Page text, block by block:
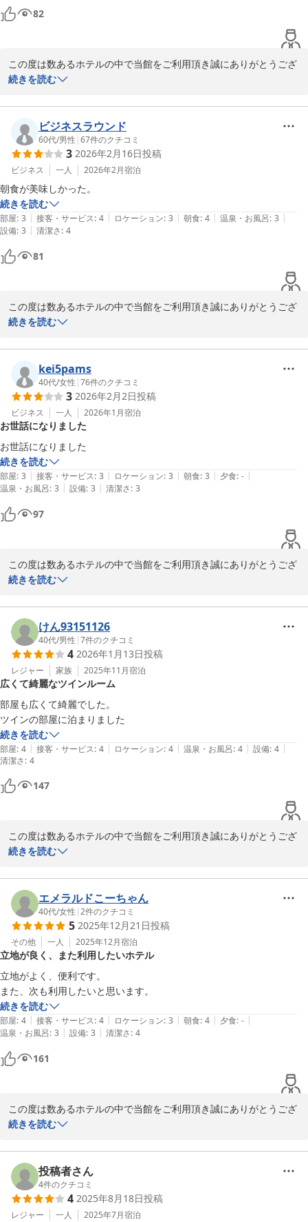
82
この度は数あるホテルの中で当館をご利用頂き誠にありがとうござ
います。
上げます。
いつもご宿泊頂きまして誠にありがとうございます。
再びお客様へお会いできます日を心よりお待ち申し上げておりま
す。
メインホテル
2026-03-19
続きを読む
ビジネスラウンド
60代/男性 |67件のクチコミ
3 2026年2月16日投稿
ビジネス 一人 2026年2月宿泊
続きを読む
部屋: 3 | 接客・サービス: 4 | ロケーション: 3 | 朝食: 4 | 温泉・お風呂: 3 |
設備: 3 | 清潔さ: 4
81
この度は数あるホテルの中で当館をご利用頂き誠にありがとうござ
います。
上げます。
朝食についてお褒めの言葉を頂戴し、大変光栄に存じます。現状に
満足することなく日々改善をして参ります。
再びお客様へお会いできます日を心よりお待ち申し上げておりま
す。
メインホテル
2026-03-19
続きを読む
kei5pams
40代/女性 |76件のクチコミ
3 2026年2月2日投稿
ビジネス 一人 2026年1月宿泊
お世話になりました
続きを読む
部屋: 3 | 接客・サービス: 3 | ロケーション: 3 | 朝食: 3 | 夕食: - |
温泉・お風呂: 3 | 設備: 3 | 清潔さ: 3
97
この度は数あるホテルの中で当館をご利用頂き誠にありがとうござ
います。
上げます。
いつもご宿泊頂きまして誠にありがとうございます。
再びお客様へお会いできます日を心よりお待ち申し上げておりま
す。
メインホテル
2026-03-19
続きを読む
けん93151126
40代/男性 |7件のクチコミ
4 2026年1月13日投稿
レジャー 家族 2025年11月宿泊
広くて綺麗なツインルーム
部屋も広くて綺麗でした。
ツインの部屋に泊まりました
続きを読む
部屋: 4 | 接客・サービス: 4 | ロケーション: 4 | 温泉・お風呂: 4 | 設備: 4 |
清潔さ: 4
147
この度は数あるホテルの中で当館をご利用頂き誠にありがとうござ
います。
上げます。
お部屋の設備面についてお褒めの言葉を頂戴し、大変光栄に存じま
す。
再びお客様へお会いできます日を心よりお待ち申し上げておりま
す。
メインホテル
2026-03-19
続きを読む
エメラルドこーちゃん
40代/女性 |2件のクチコミ
5 2025年12月21日投稿
その他 一人 2025年12月宿泊
立地が良く、また利用したいホテル
立地がよく、便利です。
また、次も利用したいと思います。
続きを読む
部屋: 4 | 接客・サービス: 4 | ロケーション: 3 | 朝食: 4 | 夕食: - |
温泉・お風呂: 3 | 設備: 3 | 清潔さ: 4
161
この度は数あるホテルの中で当館をご利用頂き誠にありがとうござ
います。
上げます。
ご滞在中は、お寛ぎ頂けたご様子が伺え何よりでございます。
また、お会いできるのを楽しみにしております。
この度は誠にありがとうございました
続きを読む
投稿者さん
4件のクチコミ
4 2025年8月18日投稿
レジャー 一人 2025年7月宿泊